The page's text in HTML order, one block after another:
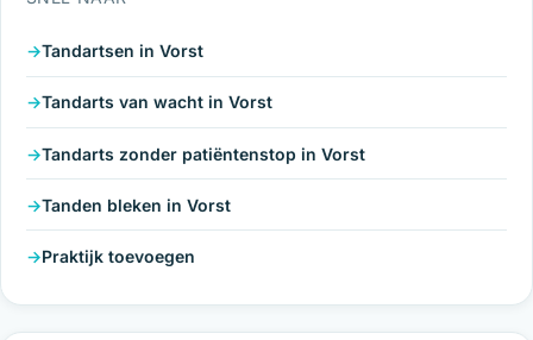
Tandartsen in Vorst
Tandarts van wacht in Vorst
Tandarts zonder patiëntenstop in Vorst
Tanden bleken in Vorst
Praktijk toevoegen